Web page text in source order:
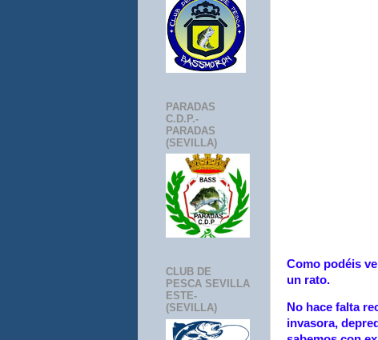
Como podéis
un rato.
No hace falta
invasora,
PARADAS
C.D.P.-
PARADAS
(SEVILLA)
CLUB DE
PESCA SEVILLA
ESTE-
(SEVILLA)